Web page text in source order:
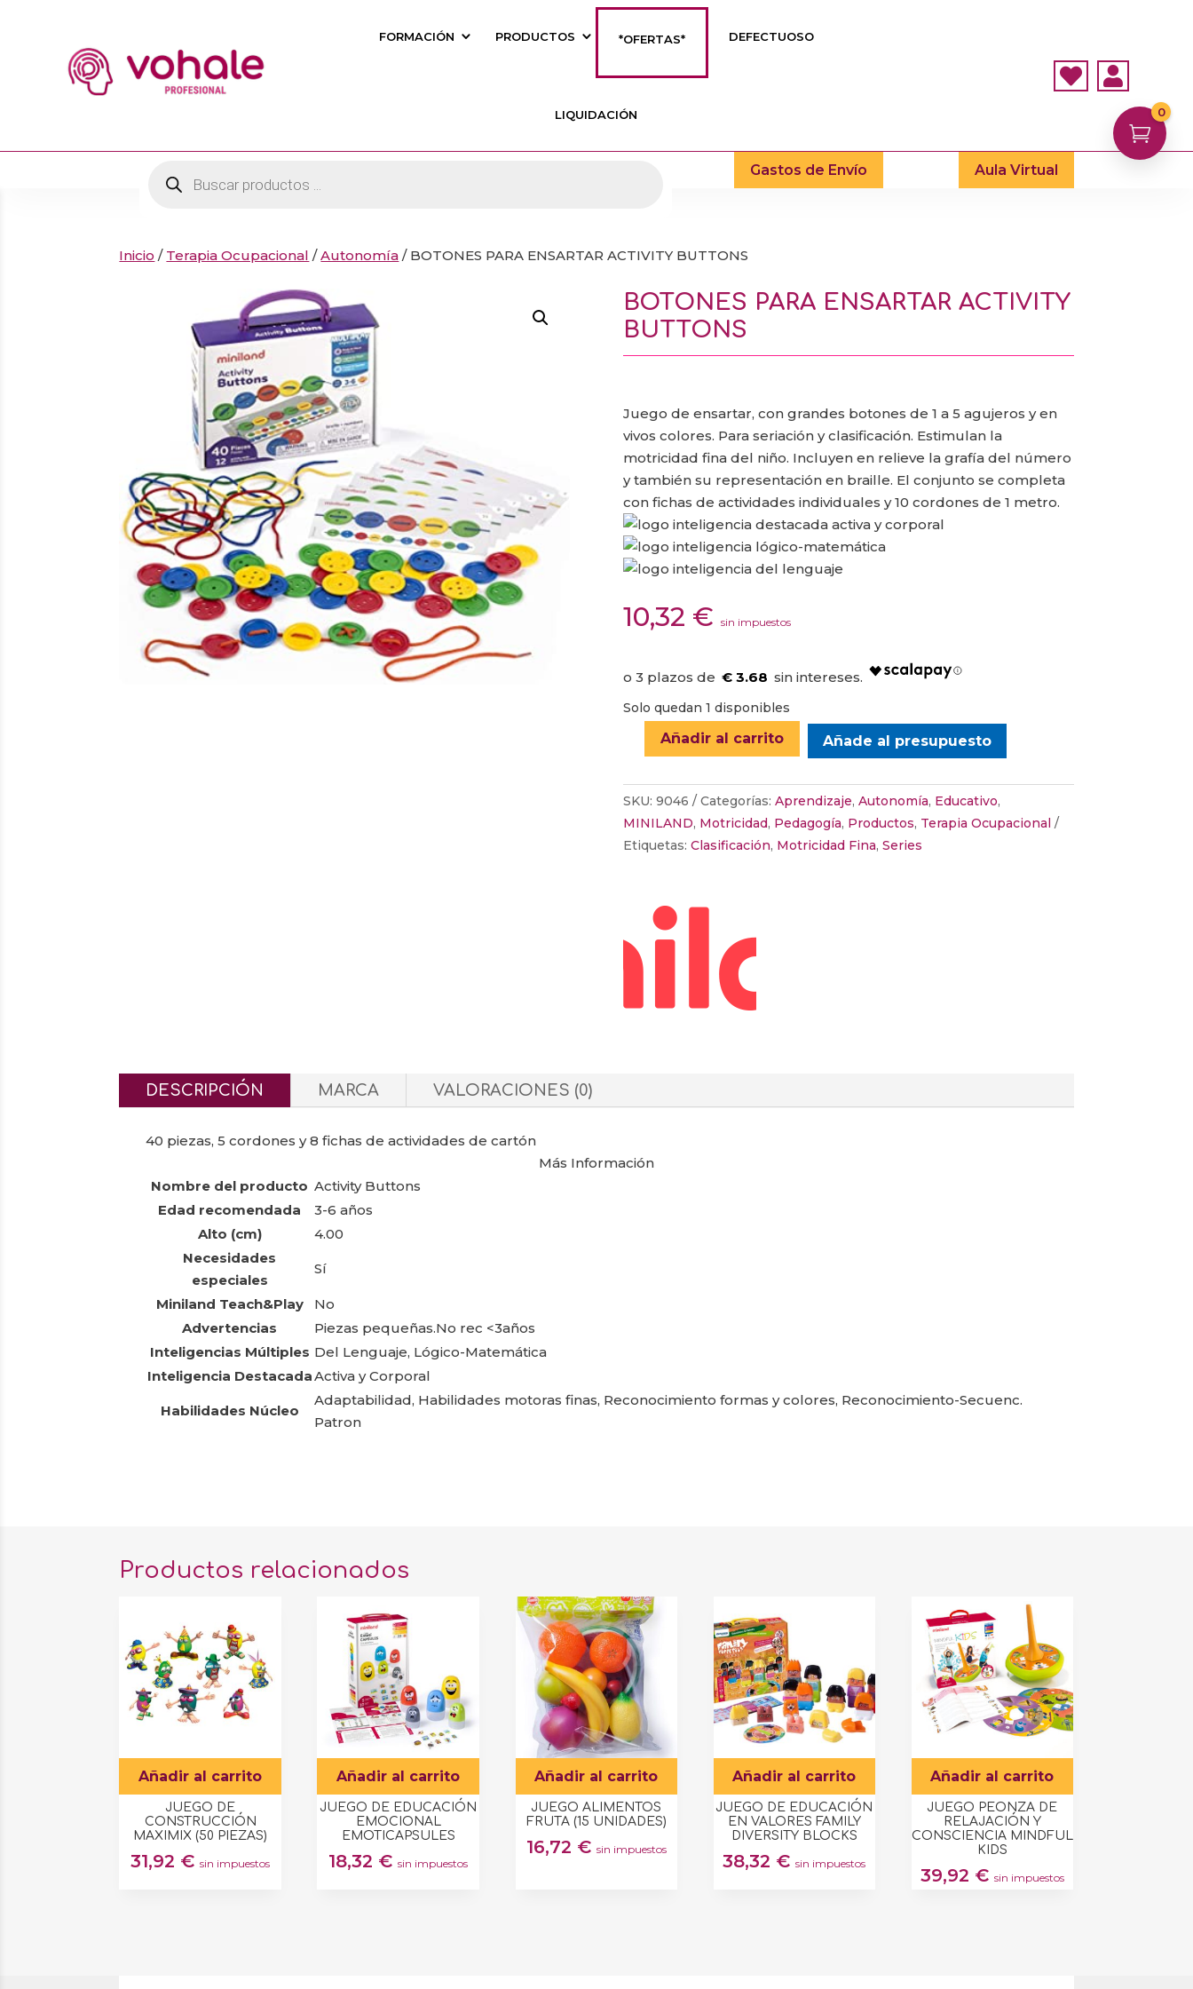
FORMACIÓN PRODUCTOS *OFERTAS* DEFECTUOSO
LIQUIDACIÓN
 
productos
Gastos de Envío Aula Virtual
Inicio / Terapia Ocupacional /Autonomía / BOTONES PARA ENSARTAR ACTIVITY BUTTONS
BOTONES PARA ENSARTAR ACTIVITY
BUTTONS
Juego de ensartar, con grandes botones de 1 a 5 agujeros y en
vivos colores. Para seriación y clasificación. Estimulan la
motricidad fina del niño. Incluyen en relieve la grafía del número
y también su representación en braille. El conjunto se completa
con fichas de actividades individuales y 10 cordones de 1 metro.
10,32 € sin impuestos
€ 3.68
Solo quedan 1 disponibles
BOTONES
ENSARTAR
ACTIVITY
BUTTONS
Añadir al carrito Añade al presupuesto
SKU: 9046 Categorías: Aprendizaje, Autonomía, Educativo,
MINILAND, Motricidad, Pedagogía, Productos, Terapia Ocupacional
Etiquetas: Clasificación, Motricidad Fina, Series
DESCRIPCIÓN MARCA VALORACIONES (0)
40 piezas, 5 cordones y 8 fichas de actividades de cartón
Más Información
Nombre del producto Activity Buttons
Edad recomendada
3-6 años
Alto (cm)
4.00
Necesidades
especiales
Sí
Miniland Teach&Play
No
Advertencias
Piezas pequeñas.No rec <3años
Inteligencias Múltiples Del Lenguaje, Lógico-Matemática
Inteligencia DestacadaActiva y Corporal
Habilidades Núcleo
Adaptabilidad, Habilidades motoras finas, Reconocimiento formas y colores, Reconocimiento-Secuenc.
Patron
Productos relacionados
Añadir al carrito
JUEGO DE
CONSTRUCCIÓN
MAXIMIX (50 PIEZAS)
31,92 € sin impuestos
Añadir al carrito
JUEGO DE EDUCACIÓN
EMOCIONAL
EMOTICAPSULES
18,32 € sin impuestos
Añadir al carrito
JUEGO ALIMENTOS
FRUTA (15 UNIDADES)
16,72 € sin impuestos
Añadir al carrito
JUEGO DE EDUCACIÓN
EN VALORES FAMILY
DIVERSITY BLOCKS
38,32 € sin impuestos
Añadir al carrito
JUEGO PEONZA DE
RELAJACIÓN Y
CONSCIENCIA MINDFUL
KIDS
39,92 € sin impuestos

0